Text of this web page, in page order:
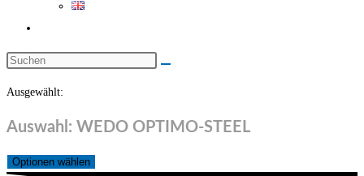
umschalten
Diese
durchsuchen
Ausgewählt:
Auswahl: WEDO OPTIMO-STEEL
Optionen wählen